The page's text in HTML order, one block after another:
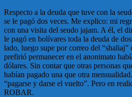
Respecto a la deuda que tuve con la
se le pagó dos veces. Me explico: mi
con una visita del seudo jajam. A él, el
le pagó en bolívares toda la deuda de
lado, luego supe por correo del “shaliaj”
prefirió permanecer en el anonimato
dólares. Sin contar que otras personas
habían pagado una que otra
“pagarse y darse el vuelto”. Pero en
ROBAR.